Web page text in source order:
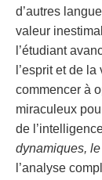
d’autres
valeur
l’étudiant
l’esprit et de
commencer à
miraculeux
de
dynamiques, le
l’analyse